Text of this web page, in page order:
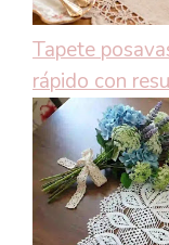
Tapete
rápido con